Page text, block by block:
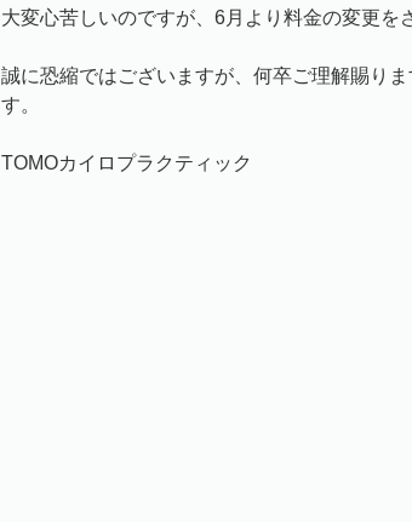
大変心苦しいのですが、6月より料金の変更を
誠に恐縮ではございますが、何卒ご理解賜り
す。
TOMOカイロプラクティック